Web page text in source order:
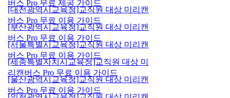
버스 Pro 무료 제공 가이드
[대전광역시교육청]교직원 대상 미리캔
버스 Pro 무료 이용 가이드
[부산광역시교육청]교직원 대상 미리캔
버스 Pro 무료 이용 가이드
[서울특별시교육청]교직원 대상 미리캔
버스 Pro 무료 이용 가이드
[세종특별자치시교육청]교직원 대상 미
리캔버스 Pro 무료 이용 가이드
[울산광역시교육청]교직원 대상 미리캔
버스 Pro 무료 이용 가이드